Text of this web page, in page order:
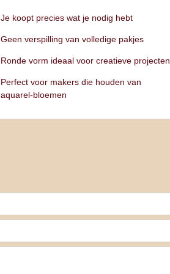
Je koopt precies wat je nodig hebt
Geen verspilling van volledige pakjes
Ronde vorm ideaal voor creatieve projecten
Perfect voor makers die houden van
aquarel‑bloemen